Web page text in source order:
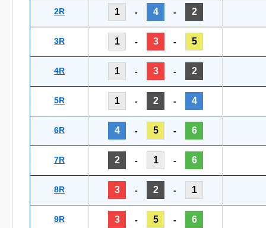
2R 1 - 4 - 2
3R 1 - 3 - 5
4R 1 - 3 - 2
5R 1 - 2 - 4
6R 4 - 5 - 6
7R 2 - 1 - 6
8R 3 - 2 - 1
9R 3 - 5 - 6